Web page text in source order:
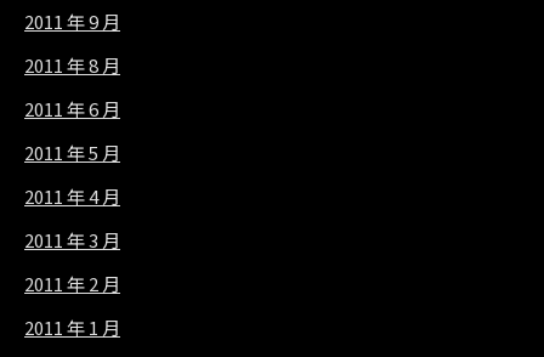
2011 年 9 月
2011 年 8 月
2011 年 6 月
2011 年 5 月
2011 年 4 月
2011 年 3 月
2011 年 2 月
2011 年 1 月